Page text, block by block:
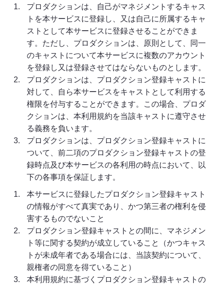
プロダクションは、自己がマネジメントするキャス
トを本サービスに登録し、又は自己に所属するキャ
ストとして本サービスに登録させることができま
す。ただし、プロダクションは、原則として、同一
のキャストについて本サービスに複数のアカウント
を登録し又は登録させてはならないものとします。
プロダクションは、プロダクション登録キャストに
対して、自ら本サービスをキャストとして利用する
権限を付与することができます。この場合、プロダ
クションは、本利用規約を当該キャストに遵守させ
る義務を負います。
プロダクションは、プロダクション登録キャストに
ついて、前二項のプロダクション登録キャストの登
録時点及び本サービスの各利用の時点において、以
下の各事項を保証します。
本サービスに登録したプロダクション登録キャスト
の情報がすべて真実であり、かつ第三者の権利を侵
害するものでないこと
プロダクション登録キャストとの間に、マネジメン
ト等に関する契約が成立していること（かつキャス
トが未成年者である場合には、当該契約について、
親権者の同意を得ていること）
本利用規約に基づくプロダクション登録キャストの